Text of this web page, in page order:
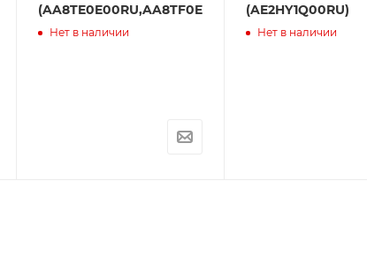
(AA8TE0E00RU,AA8TF0E00RU)
Нет в наличии
(AE2HY1Q00RU)
Нет в наличии